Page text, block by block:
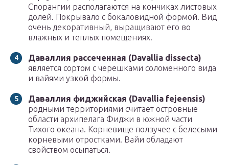
Спорангии располагаются на кончиках листовых
долей. Покрывало с бокаловидной формой. Вид
очень декоративный, выращивают его во
влажных и теплых помещениях.
Даваллия рассеченная (Davallia dissecta)
является сортом с черешками соломенного вида
и вайями узкой формы.
Даваллия фиджийская (Davallia fejeensis)
родными территориями считает островные
области архипелага Фиджи в южной части
Тихого океана. Корневище ползучее с белесыми
корневыми отростками. Вайи обладают
свойством осыпаться.